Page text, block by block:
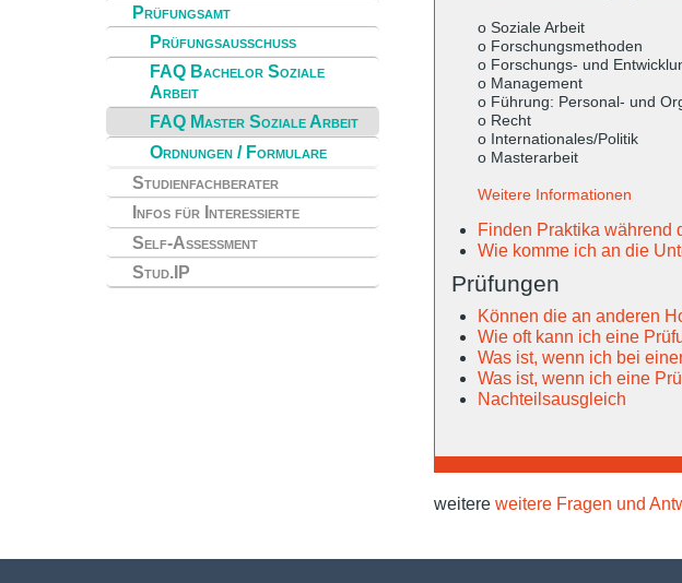
Prüfungsamt
Prüfungsausschuss
FAQ Bachelor Soziale
Arbeit
FAQ Master Soziale Arbeit
Ordnungen / Formulare
Studienfachberater
Infos für Interessierte
Self-Assessment
Stud.IP
o Soziale Arbeit
o Forschungsmethoden
o Forschungs- und
o Management
o Führung: Personal- und
o Recht
o Internationales/Politik
o Masterarbeit
Weitere Informationen
Finden Praktika während
Wie komme ich an die
Prüfungen
Können die an anderen
Wie oft kann ich eine
Was ist, wenn ich bei
Was ist, wenn ich eine
Nachteilsausgleich
weitere weitere Fragen und